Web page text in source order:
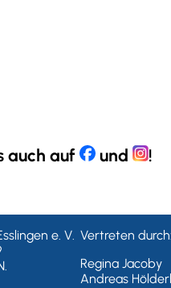
auch auf und !
e. V. Vertreten durch:
Regina Jacoby
Andreas